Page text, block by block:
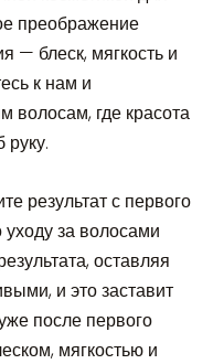
преображение
— блеск, мягкость и
к нам и
волосам, где красота
руку.
результат с первого
за волосами
оставляя
и это заставит
после первого
мягкостью и